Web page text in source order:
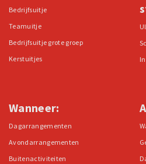
Bedrijfsuitje
Teamuitje
Bedrijfsuitje grote groep
Kerstuitjes
Wanneer:
Dagarrangementen
Avondarrangementen
Buitenactiviteiten